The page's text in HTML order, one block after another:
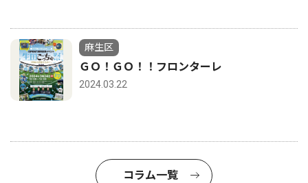
麻生区
ＧＯ！ＧＯ！！フロンターレ
2024.03.22
コラム一覧